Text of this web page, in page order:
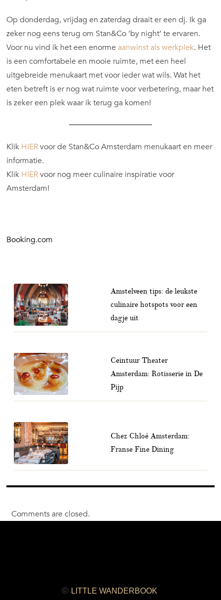
Op donderdag, vrijdag en zaterdag draait er een dj. Ik ga
zeker nog eens terug om Stan&Co ‘by night’ te ervaren.
Voor nu vind ik het een enormeaanwinst als werkplek. Het
is een comfortabele en mooie ruimte, met een heel
uitgebreide menukaart met voor ieder wat wils. Wat het
eten betreft is er nog wat ruimte voor verbetering, maar het
is zeker een plek waar ik terug ga komen!
Klik HIER voor de Stan&Co Amsterdam menukaart en meer
informatie.
Klik HIERvoor nog meer culinaire inspiratie voor
Amsterdam!
Booking.com
Amstelveen tips: de leukste
culinaire hotspots voor een
dagje uit
Ceintuur Theater
Amsterdam: Rotisserie in De
Pijp
Chez Chloé Amsterdam:
Franse Fine Dining
Comments are closed.
© LITTLE WANDERBOOK